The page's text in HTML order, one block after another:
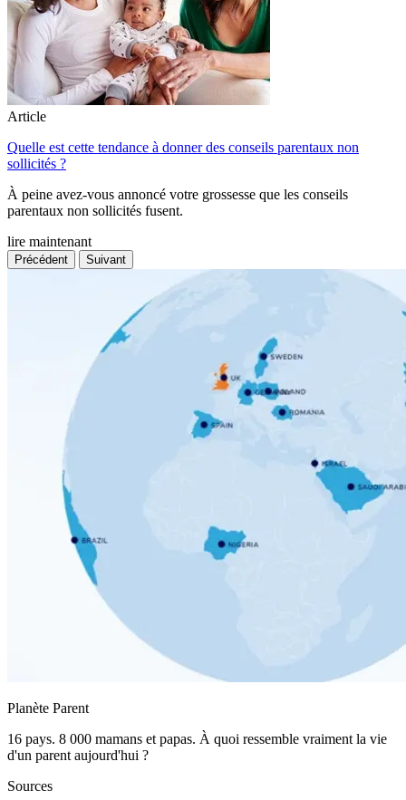
Article
Quelle est cette tendance à donner des conseils parentaux non
sollicités ?
À peine avez-vous annoncé votre grossesse que les conseils
parentaux non sollicités fusent.
lire maintenant
Précédent Suivant
Planète Parent
16 pays. 8 000 mamans et papas. À quoi ressemble vraiment la vie
d'un parent aujourd'hui ?
Sources